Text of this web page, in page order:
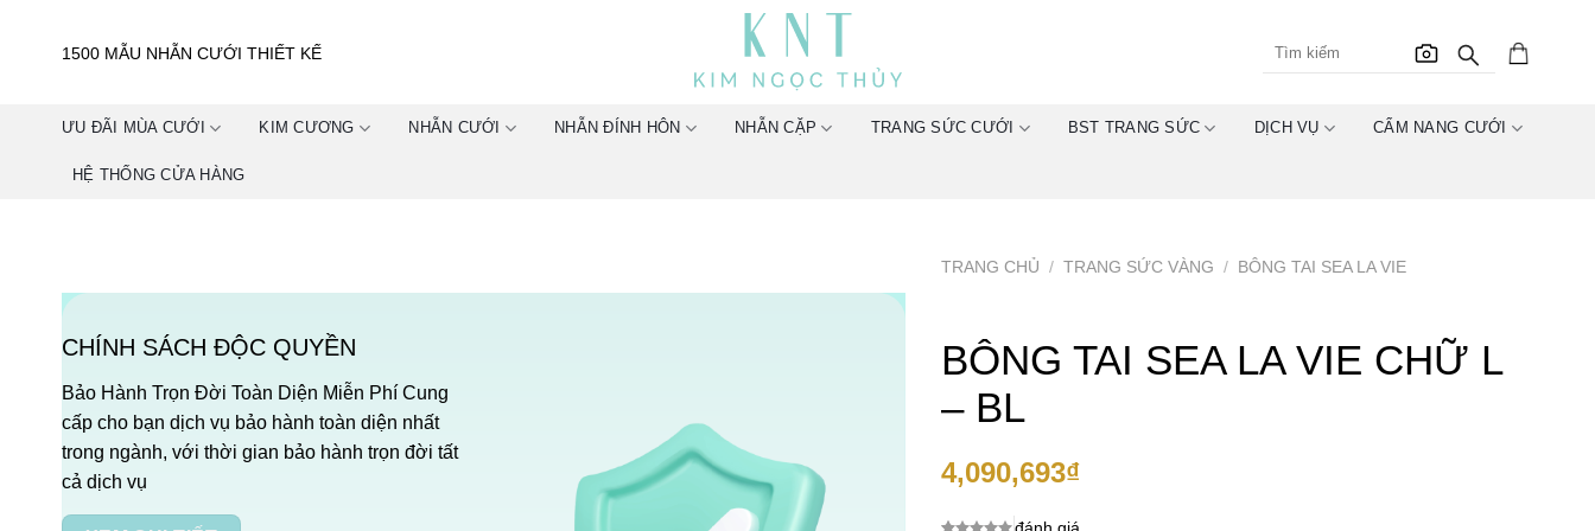
1500 MẪU NHẪN CƯỚI THIẾT KẾ
ƯU ĐÃI MÙA CƯỚI KIM CƯƠNG NHẪN CƯỚI NHẪN ĐÍNH HÔN NHẪN CẶP TRANG SỨC CƯỚI BST TRANG SỨC DỊCH VỤ CẨM NANG CƯỚI
HỆ THỐNG CỬA HÀNG
CHÍNH SÁCH ĐỘC QUYỀN
Bảo Hành Trọn Đời Toàn Diện Miễn Phí Cung
cấp cho bạn dịch vụ bảo hành toàn diện nhất
trong ngành, với thời gian bảo hành trọn đời tất
cả dịch vụ
TRANG CHỦ / TRANG SỨC VÀNG / BÔNG TAI SEA LA VIE
BÔNG TAI SEA LA VIE CHỮ L
– BL
4,090,693₫